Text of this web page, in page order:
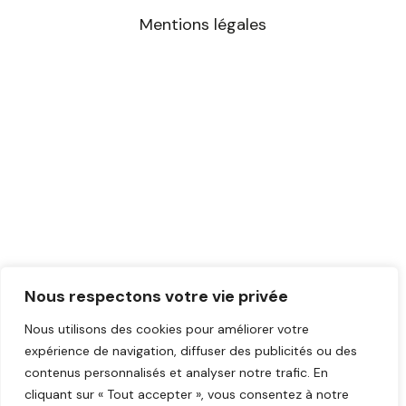
Nous respectons votre vie privée
Nous utilisons des cookies pour améliorer votre
expérience de navigation, diffuser des publicités ou des
contenus personnalisés et analyser notre trafic. En
cliquant sur « Tout accepter », vous consentez à notre
Mentions légales